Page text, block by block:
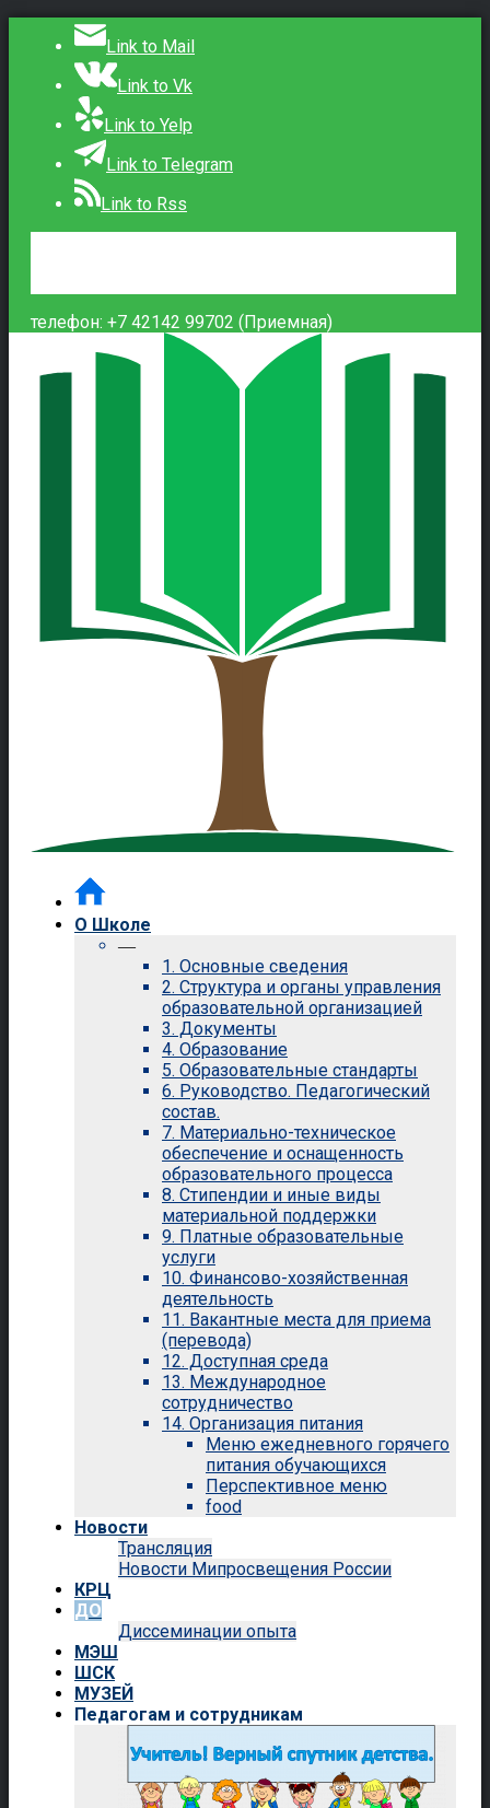
Link to Mail
Link to Vk
Link to Yelp
Link to Telegram
Link to Rss
телефон: +7 42142 99702 (Приемная)
О Школе
—
1. Основные сведения
2. Структура и органы управления
образовательной организацией
3. Документы
4. Образование
5. Образовательные стандарты
6. Руководство. Педагогический
состав.
7. Материально-техническое
обеспечение и оснащенность
образовательного процесса
8. Стипендии и иные виды
материальной поддержки
9. Платные образовательные
услуги
10. Финансово-хозяйственная
деятельность
11. Вакантные места для приема
(перевода)
12. Доступная среда
13. Международное
сотрудничество
14. Организация питания
Меню ежедневного горячего
питания обучающихся
Перспективное меню
food
Новости
Трансляция
Новости Мипросвещения России
КРЦ
ДО
Диссеминации опыта
МЭШ
ШСК
МУЗЕЙ
Педагогам и сотрудникам